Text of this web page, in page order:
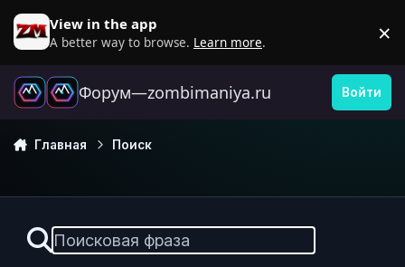
Перейти к содержанию
View in the app
A better way to browse. Learn more. ×
Форум—zombimaniya.ru Войти
Главная Поиск